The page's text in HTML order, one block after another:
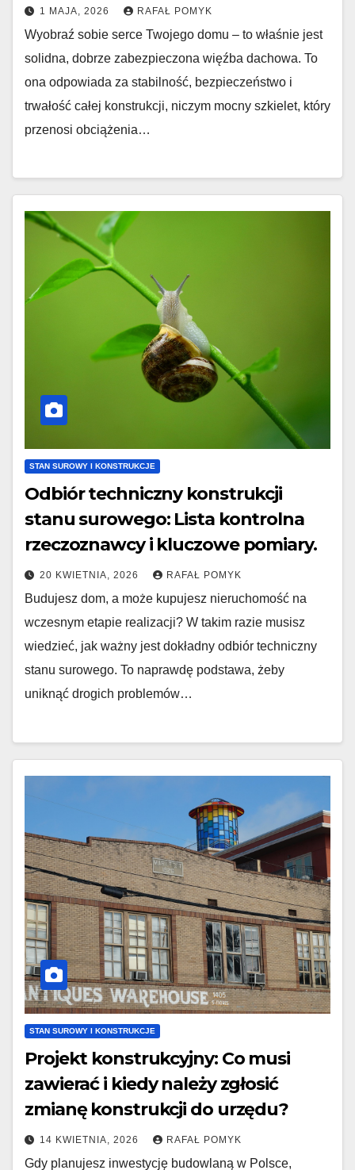
1 MAJA, 2026 RAFAŁ POMYK
Wyobraź sobie serce Twojego domu – to właśnie jest
solidna, dobrze zabezpieczona więźba dachowa. To
ona odpowiada za stabilność, bezpieczeństwo i
trwałość całej konstrukcji, niczym mocny szkielet, który
przenosi obciążenia…
STAN SUROWY I KONSTRUKCJE
Odbiór techniczny konstrukcji
stanu surowego: Lista kontrolna
rzeczoznawcy i kluczowe pomiary.
20 KWIETNIA, 2026 RAFAŁ POMYK
Budujesz dom, a może kupujesz nieruchomość na
wczesnym etapie realizacji? W takim razie musisz
wiedzieć, jak ważny jest dokładny odbiór techniczny
stanu surowego. To naprawdę podstawa, żeby
uniknąć drogich problemów…
STAN SUROWY I KONSTRUKCJE
Projekt konstrukcyjny: Co musi
zawierać i kiedy należy zgłosić
zmianę konstrukcji do urzędu?
14 KWIETNIA, 2026 RAFAŁ POMYK
Gdy planujesz inwestycję budowlaną w Polsce,